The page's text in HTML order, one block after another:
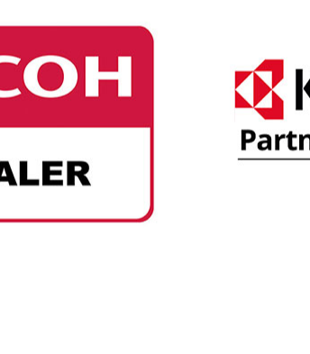
a colori ed in bianco
l’alto volume, duplicatori
proiettori, sistemi di
interattive.
I PRODOTTI
Stampanti
e nero,
per la
per